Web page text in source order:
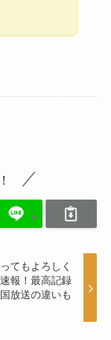
てもよろしく
報！最高記録
放送の違いも